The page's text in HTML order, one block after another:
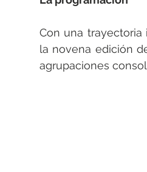
Con una
la novena edición
agrupaciones